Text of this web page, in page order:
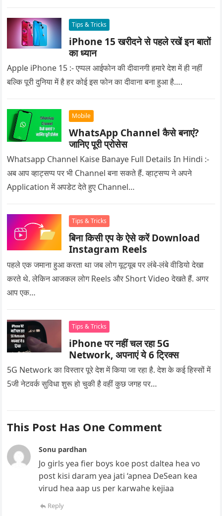
Tips & Tricks
iPhone 15 खरीदने से पहले रखें इन बातों
का ध्यान
Apple iPhone 15 :- एप्पल आईफोन की दीवानगी हमारे देश में ही नहीं
बल्कि पूरी दुनिया में है हर कोई इस फोन का दीवाना बना हुआ है….
Mobile
WhatsApp Channel कैसे बनाएं?
जानिए पूरी प्रोसेस
Whatsapp Channel Kaise Banaye Full Details In Hindi :-
अब आप व्हाट्सप्प पर भी Channel बना सकते हैं. व्हाट्सप्प ने अपने
Application में अपडेट देते हुए Channel…
Tips & Tricks
बिना किसी एप के ऐसे करें Download
Instagram Reels
पहले एक जमाना हुआ करता था जब लोग यूट्यूब पर लंबे-लंबे वीडियो देखा
करते थे. लेकिन आजकल लोग Reels और Short Video देखते हैं. अगर
आप एक…
Tips & Tricks
iPhone पर नहीं चल रहा 5G
Network, अपनाएं ये 6 ट्रिक्स
5G Network का विस्तार पूरे देश में किया जा रहा है. देश के कई हिस्सों में
5जी नेटवर्क सुविधा शुरू हो चुकी है वहीं कुछ जगह पर…
This Post Has One Comment
Sonu pardhan
Jo girls yea fier boys koe post daltea hea vo
post kisi daram yea jati ‘apnea DeSean kea
virud hea aap us per karwahe kejiaa
Reply